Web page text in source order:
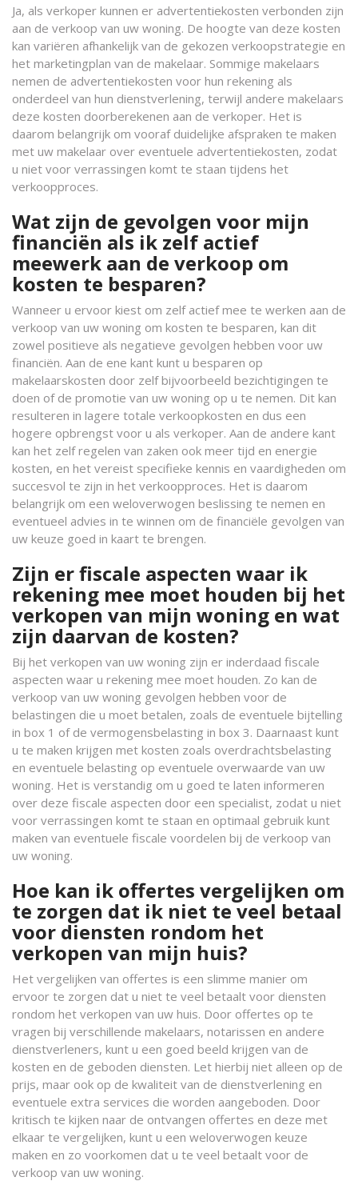
Ja, als verkoper kunnen er advertentiekosten verbonden zijn
aan de verkoop van uw woning. De hoogte van deze kosten
kan variëren afhankelijk van de gekozen verkoopstrategie en
het marketingplan van de makelaar. Sommige makelaars
nemen de advertentiekosten voor hun rekening als
onderdeel van hun dienstverlening, terwijl andere makelaars
deze kosten doorberekenen aan de verkoper. Het is
daarom belangrijk om vooraf duidelijke afspraken te maken
met uw makelaar over eventuele advertentiekosten, zodat
u niet voor verrassingen komt te staan tijdens het
verkoopproces.
Wat zijn de gevolgen voor mijn
financiën als ik zelf actief
meewerk aan de verkoop om
kosten te besparen?
Wanneer u ervoor kiest om zelf actief mee te werken aan de
verkoop van uw woning om kosten te besparen, kan dit
zowel positieve als negatieve gevolgen hebben voor uw
financiën. Aan de ene kant kunt u besparen op
makelaarskosten door zelf bijvoorbeeld bezichtigingen te
doen of de promotie van uw woning op u te nemen. Dit kan
resulteren in lagere totale verkoopkosten en dus een
hogere opbrengst voor u als verkoper. Aan de andere kant
kan het zelf regelen van zaken ook meer tijd en energie
kosten, en het vereist specifieke kennis en vaardigheden om
succesvol te zijn in het verkoopproces. Het is daarom
belangrijk om een weloverwogen beslissing te nemen en
eventueel advies in te winnen om de financiële gevolgen van
uw keuze goed in kaart te brengen.
Zijn er fiscale aspecten waar ik
rekening mee moet houden bij het
verkopen van mijn woning en wat
zijn daarvan de kosten?
Bij het verkopen van uw woning zijn er inderdaad fiscale
aspecten waar u rekening mee moet houden. Zo kan de
verkoop van uw woning gevolgen hebben voor de
belastingen die u moet betalen, zoals de eventuele bijtelling
in box 1 of de vermogensbelasting in box 3. Daarnaast kunt
u te maken krijgen met kosten zoals overdrachtsbelasting
en eventuele belasting op eventuele overwaarde van uw
woning. Het is verstandig om u goed te laten informeren
over deze fiscale aspecten door een specialist, zodat u niet
voor verrassingen komt te staan en optimaal gebruik kunt
maken van eventuele fiscale voordelen bij de verkoop van
uw woning.
Hoe kan ik offertes vergelijken om
te zorgen dat ik niet te veel betaal
voor diensten rondom het
verkopen van mijn huis?
Het vergelijken van offertes is een slimme manier om
ervoor te zorgen dat u niet te veel betaalt voor diensten
rondom het verkopen van uw huis. Door offertes op te
vragen bij verschillende makelaars, notarissen en andere
dienstverleners, kunt u een goed beeld krijgen van de
kosten en de geboden diensten. Let hierbij niet alleen op de
prijs, maar ook op de kwaliteit van de dienstverlening en
eventuele extra services die worden aangeboden. Door
kritisch te kijken naar de ontvangen offertes en deze met
elkaar te vergelijken, kunt u een weloverwogen keuze
maken en zo voorkomen dat u te veel betaalt voor de
verkoop van uw woning.